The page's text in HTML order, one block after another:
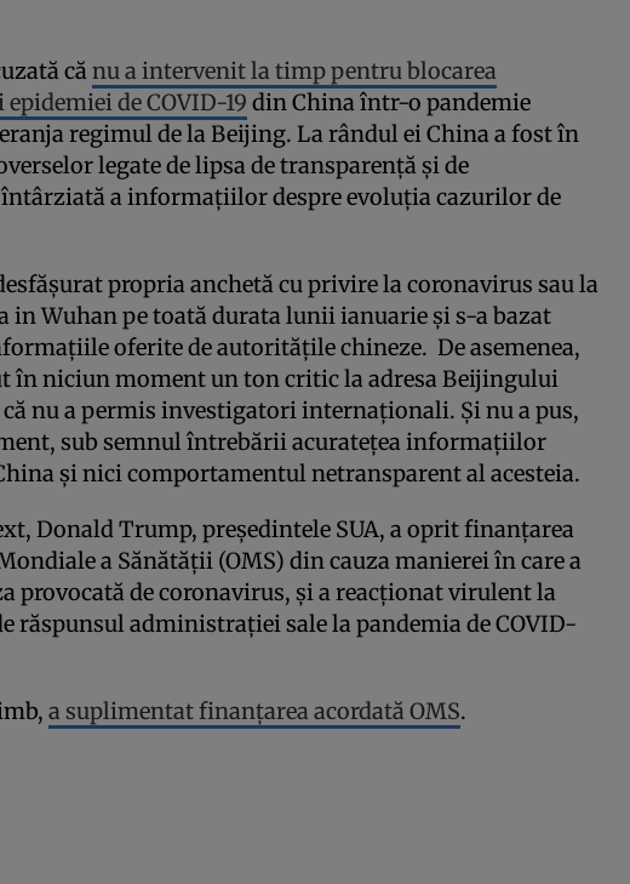
cănu a intervenit la timp pentru blocarea
de COVID-19 din China într-o pandemie
regimul de la Beijing. La rândul ei China a fost în
legate de lipsa de transparenţă şi de
a informaţiilor despre evoluţia cazurilor de
propria anchetă cu privire la coronavirus sau la
in Wuhan pe toată durata lunii ianuarie şi s-a bazat
oferite de autorităţile chineze. De asemenea,
în niciun moment un ton critic la adresa Beijingului
nu a permis investigatori internaţionali. Şi nu a pus,
sub semnul întrebării acurateţea informaţiilor
şi nici comportamentul netransparent al acesteia.
Donald Trump, preşedintele SUA, a oprit finanţarea
a Sănătăţii (OMS) din cauza manierei în care a
provocată de coronavirus, şi a reacţionat virulent la
răspunsul administraţiei sale la pandemia de COVID-
a suplimentat finanţarea acordată OMS.